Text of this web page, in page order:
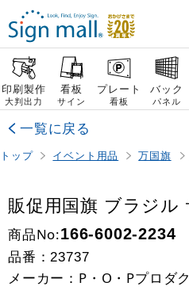
印刷製作
大判出力
看板
サイン
プレート
看板
バック
パネル
一覧に戻る
トップ イベント用品 万国旗
販促用国旗 ブラジル
商品No:166-6002-2234
品番：23737
メーカー：P・O・Pプロダ